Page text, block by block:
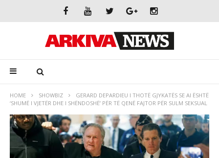
HOME SHOWBIZ
GERARD DEPARDIEU I THOTË GJYKATËS SE AI ËSHTË
‘SHUMË I VJETËR DHE I SHËNDOSHË’ PËR TË QENË FAJTOR PËR SULM SEKSUAL